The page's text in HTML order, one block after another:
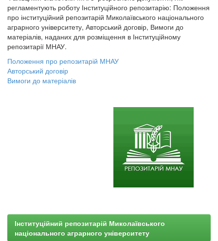
регламентують роботу Інституційного репозитарію: Положення
про інституційний репозитарій Миколаївського національного
аграрного університету, Авторський договір, Вимоги до
матеріалів, наданих для розміщення в Інституційному
репозитарії МНАУ.
Положення про репозитарій МНАУ
Авторський договір
Вимоги до матеріалів
Інституційний репозитарій Миколаївського
національного аграрного університету